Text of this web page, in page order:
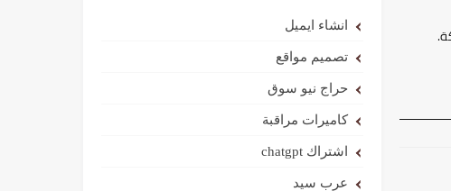
انشاء ايميل
تصميم مواقع
حراج نيو سوق
كاميرات مراقبة
اشتراك chatgpt
عرب سيد